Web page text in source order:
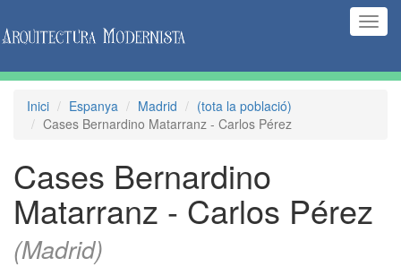
Inici Espanya Madrid
(tota la població)
Cases Bernardino Matarranz - Carlos Pérez
Cases Bernardino
Matarranz - Carlos Pérez
(Madrid)